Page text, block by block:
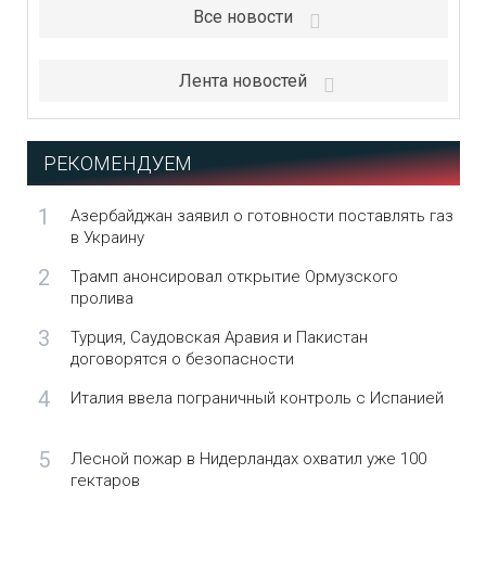
Все новости
Лента новостей
РЕКОМЕНДУЕМ
1
Азербайджан заявил о готовности поставлять газ
в Украину
2
Трамп анонсировал открытие Ормузского
пролива
3
Турция, Саудовская Аравия и Пакистан
договорятся о безопасности
4 Италия ввела пограничный контроль с Испанией
5
Лесной пожар в Нидерландах охватил уже 100
гектаров